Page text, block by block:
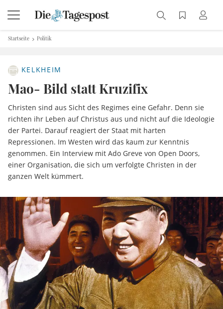
Startseite Politik
KELKHEIM
Mao- Bild statt Kruzifix
Christen sind aus Sicht des Regimes eine Gefahr. Denn sie
richten ihr Leben auf Christus aus und nicht auf die Ideologie
der Partei. Darauf reagiert der Staat mit harten
Repressionen. Im Westen wird das kaum zur Kenntnis
genommen. Ein Interview mit Ado Greve von Open Doors,
einer Organisation, die sich um verfolgte Christen in der
ganzen Welt kümmert.